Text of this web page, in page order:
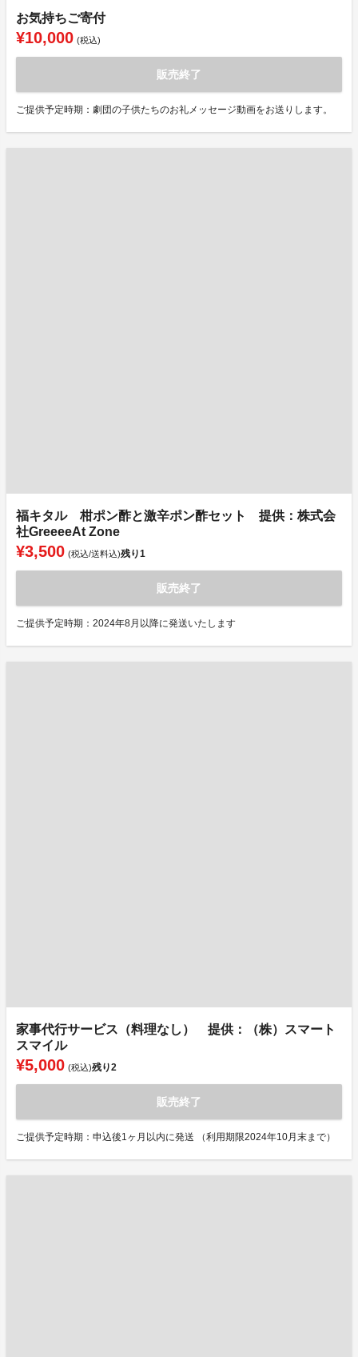
お気持ちご寄付
¥10,000 (税込)
販売終了
ご提供予定時期：劇団の子供たちのお礼メッセージ動画をお送りします。
福キタル 柑ポン酢と激辛ポン酢セット 提供：株式会
社GreeeeAt Zone
¥3,500 (税込/送料込)残り1
販売終了
ご提供予定時期：2024年8月以降に発送いたします
家事代行サービス（料理なし） 提供：（株）スマート
スマイル
¥5,000 (税込)残り2
販売終了
ご提供予定時期：申込後1ヶ月以内に発送 （利用期限2024年10月末まで）